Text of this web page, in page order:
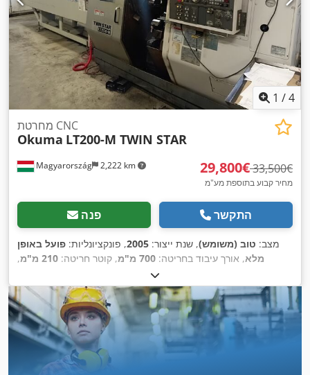
1 /4
Magyarország 2,222 km
מחרטת CNC
Okuma LT200-M TWIN STAR
‏29,800 ‏€ ‏33,500 ‏€
מחיר קבוע בתוספת מע"מ
פנה התקשר
מצב: טוב (משומש), שנת ייצור: 2005, פונקציונליות: פועל באופן
מלא, אורך עיבוד בחריטה: 700 מ"מ , קוטר חריטה: 210 מ"מ
,
5,000 סל"ד
ציוד:מהירות סיבוב משתנה ללא הגבלה, תיעוד / מדריך ,